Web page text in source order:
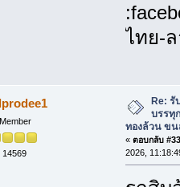
ไทย-ล
14569
Re: รั
บรรทุ
ทองล้วน ขน
« ตอบกลับ
2026,